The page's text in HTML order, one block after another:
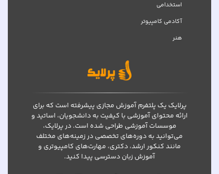
استخدامی
آکادمی کامپیوتر
هنر
پرلایک یک پلتفرم آموزش مجازی پیشرفته است که برای
ارائه محتوای آموزشی با کیفیت به دانشجویان، اساتید و
موسسات آموزشی طراحی شده است. در پرلایک،
می‌توانید به دوره‌های تخصصی در زمینه‌های مختلف
مانند کنکور ارشد، دکتری، مهارت‌های کامپیوتری و
آموزش زبان دسترسی پیدا کنید.